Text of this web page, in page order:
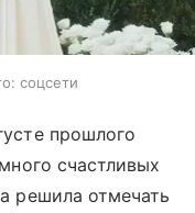
соцсети
прошлого
счастливых
решила отмечать